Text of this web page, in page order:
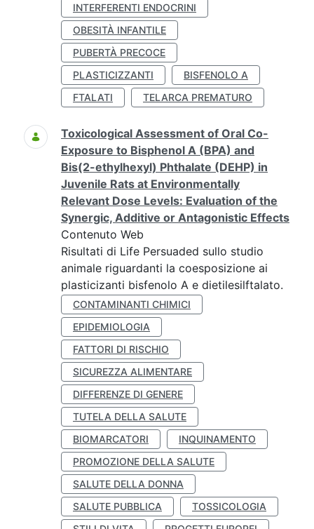
INTERFERENTI ENDOCRINI
OBESITÀ INFANTILE
PUBERTÀ PRECOCE
PLASTICIZZANTI
BISFENOLO A
FTALATI
TELARCA PREMATURO
Toxicological Assessment of Oral Co-
Exposure to Bisphenol A (BPA) and
Bis(2-ethylhexyl) Phthalate (DEHP) in
Juvenile Rats at Environmentally
Relevant Dose Levels: Evaluation of the
Synergic, Additive or Antagonistic Effects
Contenuto Web
Risultati di Life Persuaded sullo studio
animale riguardanti la coesposizione ai
plasticizanti bisfenolo A e dietilesilftalato.
CONTAMINANTI CHIMICI
EPIDEMIOLOGIA
FATTORI DI RISCHIO
SICUREZZA ALIMENTARE
DIFFERENZE DI GENERE
TUTELA DELLA SALUTE
BIOMARCATORI
INQUINAMENTO
PROMOZIONE DELLA SALUTE
SALUTE DELLA DONNA
SALUTE PUBBLICA
TOSSICOLOGIA